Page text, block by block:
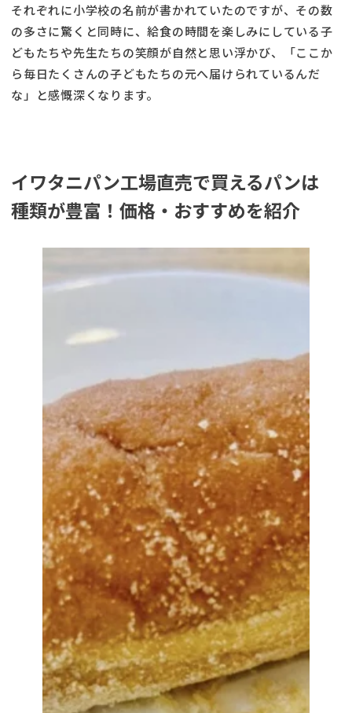
それぞれに小学校の名前が書かれていたのですが、その数
の多さに驚くと同時に、給食の時間を楽しみにしている子
どもたちや先生たちの笑顔が自然と思い浮かび、「ここか
ら毎日たくさんの子どもたちの元へ届けられているんだ
な」と感慨深くなります。
イワタニパン工場直売で買えるパンは
種類が豊富！価格・おすすめを紹介